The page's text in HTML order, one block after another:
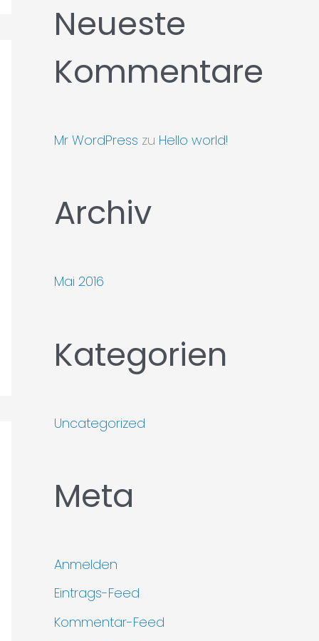
Neueste
Kommentare
Mr WordPress zu Hello world!
Archiv
Mai 2016
Kategorien
Uncategorized
Meta
Anmelden
Eintrags-Feed
Kommentar-Feed